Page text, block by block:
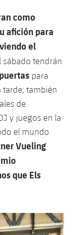
como
afición para
el
sábado tendrán
para
tarde; también
de
y juegos en la
el mundo
Vueling
que Els
Siguiente